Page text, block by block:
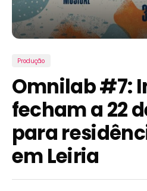
Produção
Omnilab #7:
fecham a 22
para
em Leiria